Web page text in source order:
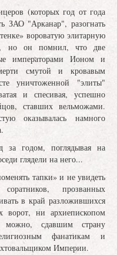
(которых год от года
ЗАО "Арканар", разогнать
вороватую элитарную
но он помнил, что две
императорами Ионом и
смутой и кровавым
уничтоженной "элиты"
и спесивая, успешно
ставших вельможами.
оказывалась намного
за годом, поглядывая на
глядели на него...
тапки» и не увидеть
прозванных
в край разложившихся
ворот, ни архиепископом
сдавшим страну
фанатикам и
Империи.